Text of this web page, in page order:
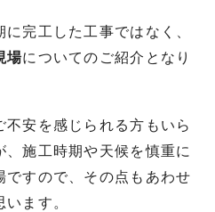
完工した工事ではなく、
場についてのご紹介となり
安を感じられる方もいら
、施工時期や天候を慎重に
ですので、その点もあわせ
ます。